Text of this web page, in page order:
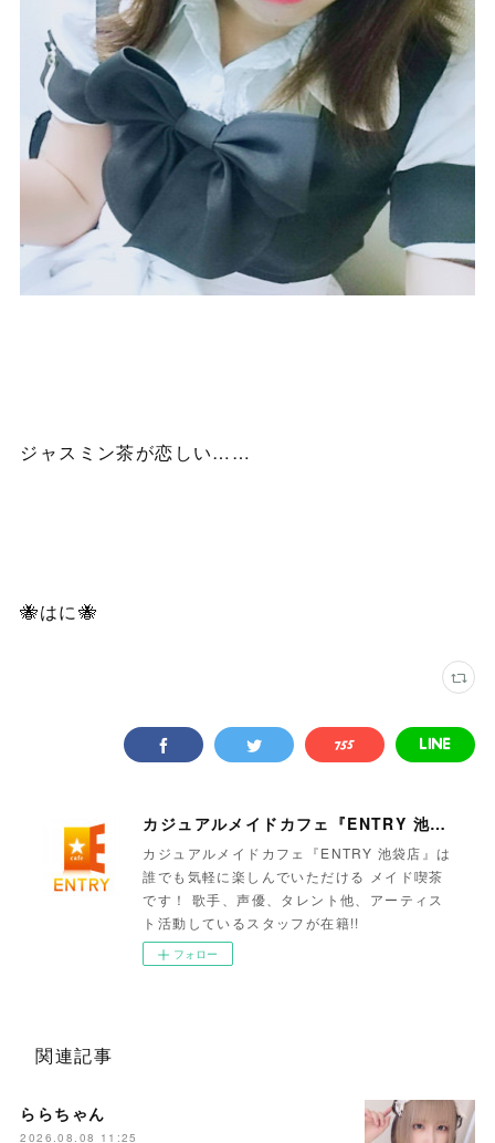
ジャスミン茶が恋しい……
🐝はに🐝
カジュアルメイドカフェ『ENTRY 池袋店』
カジュアルメイドカフェ『ENTRY 池袋店』は
誰でも気軽に楽しんでいただける メイド喫茶
です！ 歌手、声優、タレント他、アーティス
ト活動しているスタッフが在籍!!
フォロー
関連記事
ららちゃん
2026.08.08 11:25